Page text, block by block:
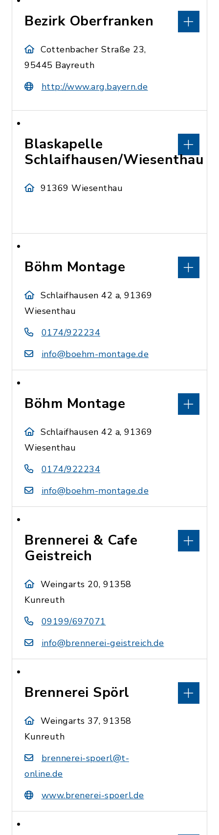
Bezirk Oberfranken
Cottenbacher Straße 23,
95445 Bayreuth
http://www.arg.bayern.de
Blaskapelle
Schlaifhausen/Wiesenthau
91369 Wiesenthau
Böhm Montage
Schlaifhausen 42 a, 91369
Wiesenthau
0174/922234
info@boehm-montage.de
Böhm Montage
Schlaifhausen 42 a, 91369
Wiesenthau
0174/922234
info@boehm-montage.de
Brennerei & Cafe
Geistreich
Weingarts 20, 91358
Kunreuth
09199/697071
info@brennerei-geistreich.de
Brennerei Spörl
Weingarts 37, 91358
Kunreuth
brennerei-spoerl@t-
online.de
www.brenerei-spoerl.de